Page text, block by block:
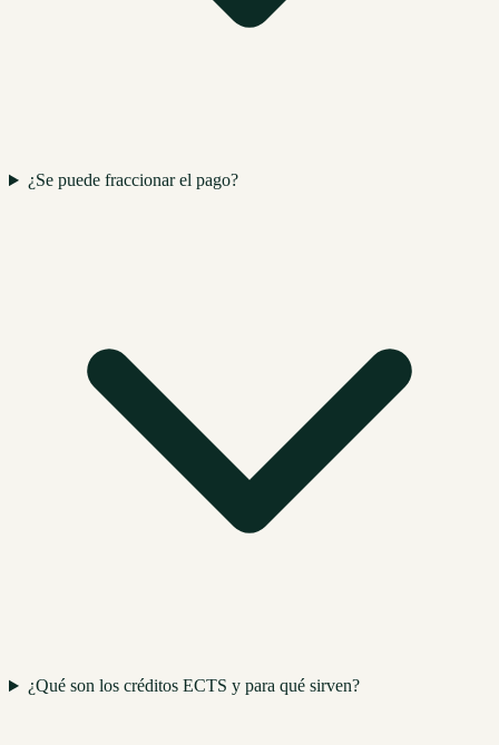
¿Se puede fraccionar el pago?
¿Qué son los créditos ECTS y para qué sirven?